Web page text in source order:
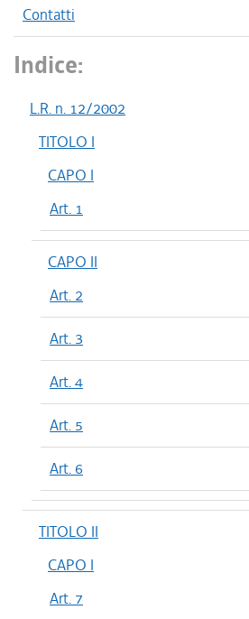
Contatti
Indice:
L.R. n. 12/2002
TITOLO I
CAPO I
Art. 1
CAPO II
Art. 2
Art. 3
Art. 4
Art. 5
Art. 6
TITOLO II
CAPO I
Art. 7